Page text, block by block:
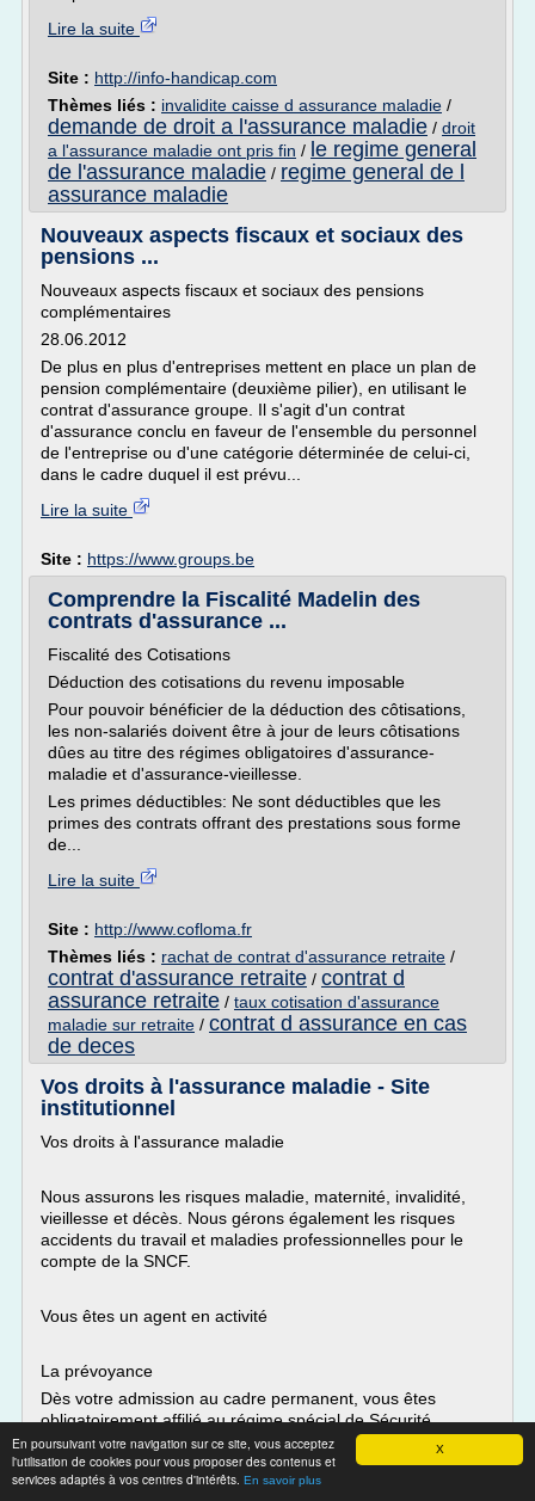
X
En poursuivant votre navigation sur ce site, vous acceptez
l'utilisation de cookies pour vous proposer des contenus et
services adaptés à vos centres d'intérêts. En savoir plus
Lire la suite
Site : http://info-handicap.com
Thèmes liés : invalidite caisse d assurance maladie /
demande de droit a l'assurance maladie / droit
a l'assurance maladie ont pris fin / le regime general
de l'assurance maladie / regime general de l
assurance maladie
Nouveaux aspects fiscaux et sociaux des
pensions ...
Nouveaux aspects fiscaux et sociaux des pensions
complémentaires
28.06.2012
De plus en plus d'entreprises mettent en place un plan de
pension complémentaire (deuxième pilier), en utilisant le
contrat d'assurance groupe. Il s'agit d'un contrat
d'assurance conclu en faveur de l'ensemble du personnel
de l'entreprise ou d'une catégorie déterminée de celui-ci,
dans le cadre duquel il est prévu...
Lire la suite
Site : https://www.groups.be
Comprendre la Fiscalité Madelin des
contrats d'assurance ...
Fiscalité des Cotisations
Déduction des cotisations du revenu imposable
Pour pouvoir bénéficier de la déduction des côtisations,
les non-salariés doivent être à jour de leurs côtisations
dûes au titre des régimes obligatoires d'assurance-
maladie et d'assurance-vieillesse.
Les primes déductibles: Ne sont déductibles que les
primes des contrats offrant des prestations sous forme
de...
Lire la suite
Site : http://www.cofloma.fr
Thèmes liés : rachat de contrat d'assurance retraite /
contrat d'assurance retraite / contrat d
assurance retraite / taux cotisation d'assurance
maladie sur retraite / contrat d assurance en cas
de deces
Vos droits à l'assurance maladie - Site
institutionnel
Vos droits à l'assurance maladie
Nous assurons les risques maladie, maternité, invalidité,
vieillesse et décès. Nous gérons également les risques
accidents du travail et maladies professionnelles pour le
compte de la SNCF.
Vous êtes un agent en activité
La prévoyance
Dès votre admission au cadre permanent, vous êtes
obligatoirement affilié au régime spécial de Sécurité...
Lire la suite